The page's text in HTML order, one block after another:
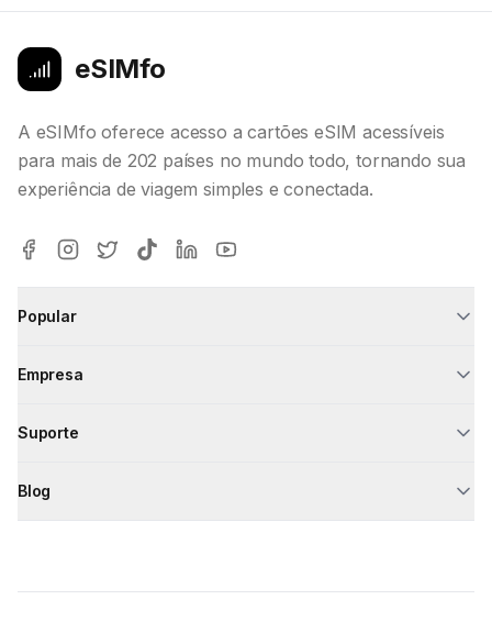
eSIMfo
A eSIMfo oferece acesso a cartões eSIM acessíveis
para mais de 202 países no mundo todo, tornando sua
experiência de viagem simples e conectada.
Popular
Empresa
Suporte
Blog